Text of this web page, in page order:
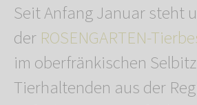
Seit Anfang Januar steht
der ROSENGARTEN-
im oberfränkischen Selbitz
Tierhaltenden aus der